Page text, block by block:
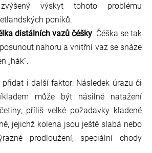
výskyt tohoto problému
poníků.
distálních vazů čéšky. Čéška se tak
nahoru a vnitřní vaz se snáze
„hák“.
i další faktor: Následek úrazu či
může být násilné natažení
příliš velké požadavky kladené
jejichž kolena jsou ještě slabá nebo
prodloužení, speciální chody